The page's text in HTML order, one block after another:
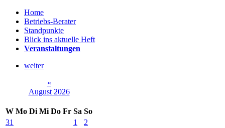
Home
Betriebs-Berater
Standpunkte
Blick ins aktuelle Heft
Veranstaltungen
weiter
«
August 2026
W Mo Di Mi Do Fr Sa So
31
1
2